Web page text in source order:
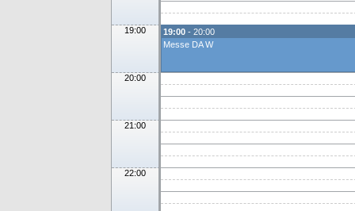
19:00 19:00 - 20:00
Messe DA W
20:00
21:00
22:00